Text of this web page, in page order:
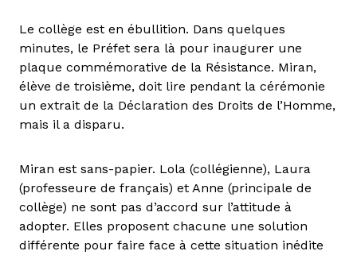
Le collège est en ébullition. Dans quelques
minutes, le Préfet sera là pour inaugurer une
plaque commémorative de la Résistance. Miran,
élève de troisième, doit lire pendant la cérémonie
un extrait de la Déclaration des Droits de l’Homme,
mais il a disparu.
Miran est sans-papier. Lola (collégienne), Laura
(professeure de français) et Anne (principale de
collège) ne sont pas d’accord sur l’attitude à
adopter. Elles proposent chacune une solution
différente pour faire face à cette situation inédite